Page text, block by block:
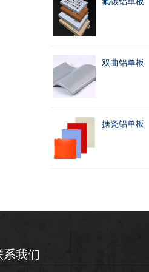
双曲铝单板
搪瓷铝单板
系我们